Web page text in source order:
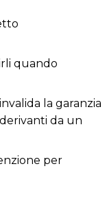
quando
la garanzia
da un
per